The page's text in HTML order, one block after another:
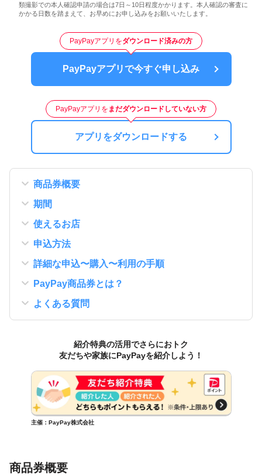
類撮影での本人確認申請の場合は7日～10日程度かかります。本人確認の審査に
かかる日数を踏まえて、お早めにお申し込みをお願いいたします。
PayPayアプリをダウンロード済みの方
PayPayアプリで今すぐ申し込み
PayPayアプリを まだダウンロードしていない方
アプリをダウンロードする
商品券概要
期間
使えるお店
申込方法
詳細な申込〜購入〜利用の手順
PayPay商品券とは？
よくある質問
紹介特典の活用でさらにおトク
友だちや家族にPayPayを紹介しよう！
主催：PayPay株式会社
商品券概要